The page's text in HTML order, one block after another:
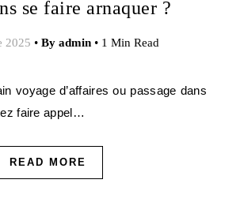
se faire arnaquer ?
2025 • By admin • 1 Min Read
faire appel…
READ MORE